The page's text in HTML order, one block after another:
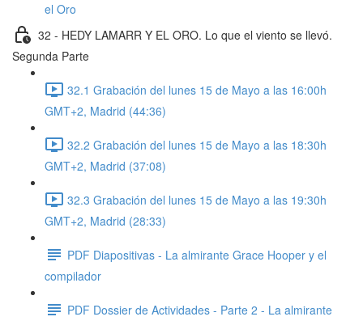
el Oro
32 - HEDY LAMARR Y EL ORO. Lo que el viento se llevó.
Segunda Parte
32.1 Grabación del lunes 15 de Mayo a las 16:00h
GMT+2, Madrid (44:36)
32.2 Grabación del lunes 15 de Mayo a las 18:30h
GMT+2, Madrid (37:08)
32.3 Grabación del lunes 15 de Mayo a las 19:30h
GMT+2, Madrid (28:33)
PDF Diapositivas - La almirante Grace Hooper y el
compilador
PDF Dossier de Actividades - Parte 2 - La almirante